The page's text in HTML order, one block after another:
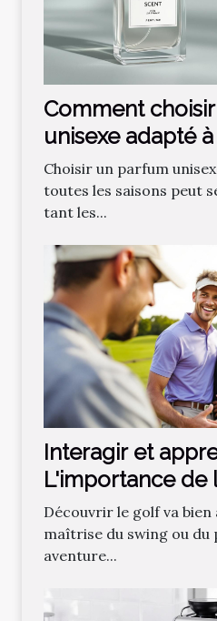
Comment
unisexe adapté
saisons ?
Choisir un parfum
toutes les saisons peut
tant les...
Interagir et
L'importance de
communauté
l'apprentissage
Découvrir le golf va bien
maîtrise du swing ou du
aventure...